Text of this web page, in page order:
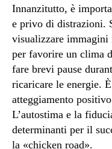
Innanzitutto, è
e privo di distrazioni.
visualizzare immagini
per favorire un clima
fare brevi pause
ricaricare le energie.
atteggiamento
L’autostima e la
determinanti per il
la «chicken road».